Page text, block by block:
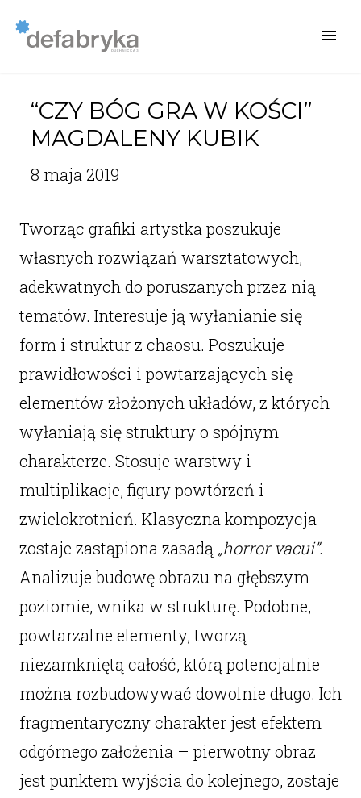
“CZY BÓG GRA W KOŚCI”
MAGDALENY KUBIK
8 maja 2019
Tworząc grafiki artystka poszukuje
własnych rozwiązań warsztatowych,
adekwatnych do poruszanych przez nią
tematów. Interesuje ją wyłanianie się
form i struktur z chaosu. Poszukuje
prawidłowości i powtarzających się
elementów złożonych układów, z których
wyłaniają się struktury o spójnym
charakterze. Stosuje warstwy i
multiplikacje, figury powtórzeń i
zwielokrotnień. Klasyczna kompozycja
zostaje zastąpiona zasadą „horror vacui”.
Analizuje budowę obrazu na głębszym
poziomie, wnika w strukturę. Podobne,
powtarzalne elementy, tworzą
niezamkniętą całość, którą potencjalnie
można rozbudowywać dowolnie długo. Ich
fragmentaryczny charakter jest efektem
odgórnego założenia – pierwotny obraz
jest punktem wyjścia do kolejnego, zostaje